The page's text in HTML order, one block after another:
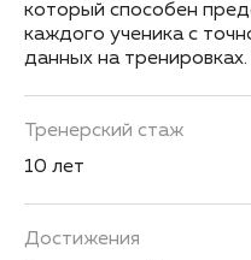
который способен
каждого ученика с
данных на тренировках.
Тренерский стаж
10 лет
Достижения